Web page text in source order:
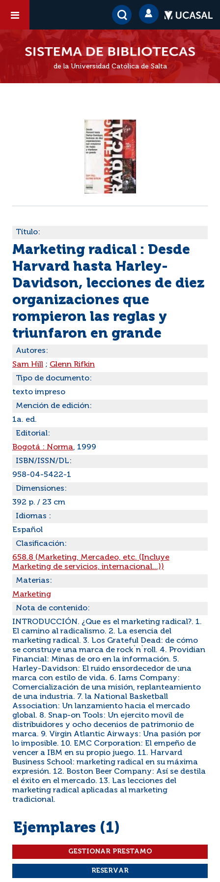
de la Universidad Católica de Salta
Título:
Marketing radical : Desde
Harvard hasta Harley-
Davidson, lecciones de diez
organizaciones que
rompieron las reglas y
triunfaron en grande
Autores:
Sam Hill ; Glenn Rifkin
Tipo de documento:
texto impreso
Mención de edición:
1a. ed.
Editorial:
Bogotá : Norma, 1999
ISBN/ISSN/DL:
958-04-5422-1
Dimensiones:
392 p. / 23 cm
Idiomas :
Español
Clasificación:
658.8 (Marketing, Mercadeo, etc. (Incluye
Marketing de servicios, internacional...))
Materias:
Marketing
Nota de contenido:
INTRODUCCIÓN. ¿Que es el marketing radical?. 1.
El camino al radicalismo. 2. La esencia del
marketing radical. 3. Los Grateful Dead: de cómo
se construye una marca de rock`n`roll. 4. Providian
Financial: Minas de oro en la información. 5.
Harley-Davidson: El ruido ensordecedor de una
marca con estilo de vida. 6. Iams Company:
Comercialización de una misión, replanteamiento
de una industria. 7. la National Basketball
Association: Un lanzamiento hacia el mercado
global. 8. Snap-on Tools: Un ejercito movil de
distribuidores y ocho decenios de patrimonio de
marca. 9. Virgin Atlantic Airways: Una pasión por
lo imposible. 10. EMC Corporation: El empeño de
vencer a IBM en su propio juego. 11. Harvard
Business School: marketing radical en su máxima
expresión. 12. Boston Beer Company: Así se destila
el éxito en el mercado. 13. Las lecciones del
marketing radical aplicadas al marketing
tradicional.
Ejemplares (1)